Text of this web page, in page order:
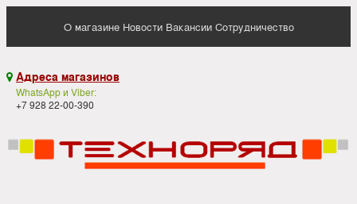
О магазине Новости Вакансии Сотрудничество
 Адреса магазинов
WhatsApp и Viber:
+7 928 22-00-390